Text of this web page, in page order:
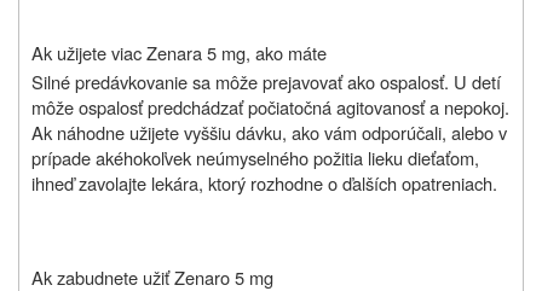
Ak užijete viac Zenara 5 mg, ako máte
Silné predávkovanie sa môže prejavovať ako ospalosť. U detí
môže ospalosť predchádzať počiatočná agitovanosť a nepokoj.
Ak náhodne užijete vyššiu dávku, ako vám odporúčali, alebo v
prípade akéhokoľvek neúmyselného požitia lieku dieťaťom,
ihneď zavolajte lekára, ktorý rozhodne o ďalších opatreniach.
Ak zabudnete užiť Zenaro 5 mg